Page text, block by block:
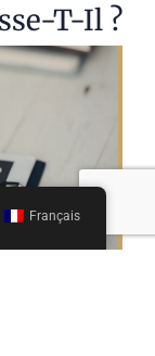
T-Il ?
Français